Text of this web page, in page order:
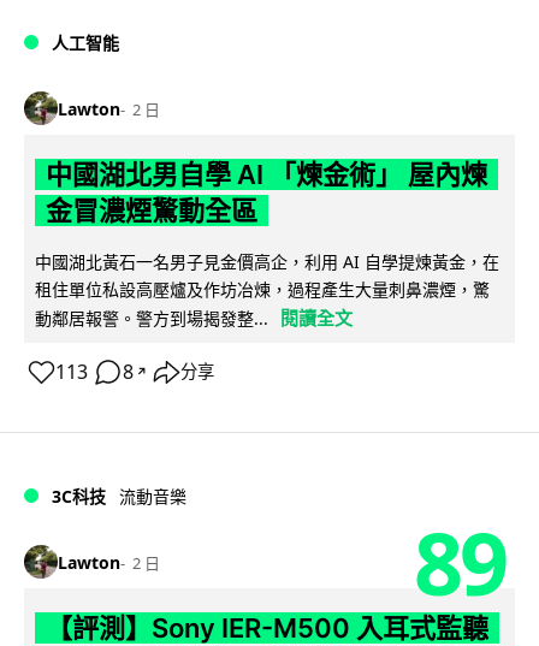
人工智能
Lawton 2 日
中國湖北男自學 AI 「煉金術」 屋內煉
金冒濃煙驚動全區
中國湖北黃石一名男子見金價高企，利用 AI 自學提煉黃金，在
租住單位私設高壓爐及作坊冶煉，過程產生大量刺鼻濃煙，驚
動鄰居報警。警方到場揭發整...
閱讀全文
113 8 ↗ 分享
3C科技 流動音樂
Lawton 2 日 89
【評測】Sony IER-M500 入耳式監聽